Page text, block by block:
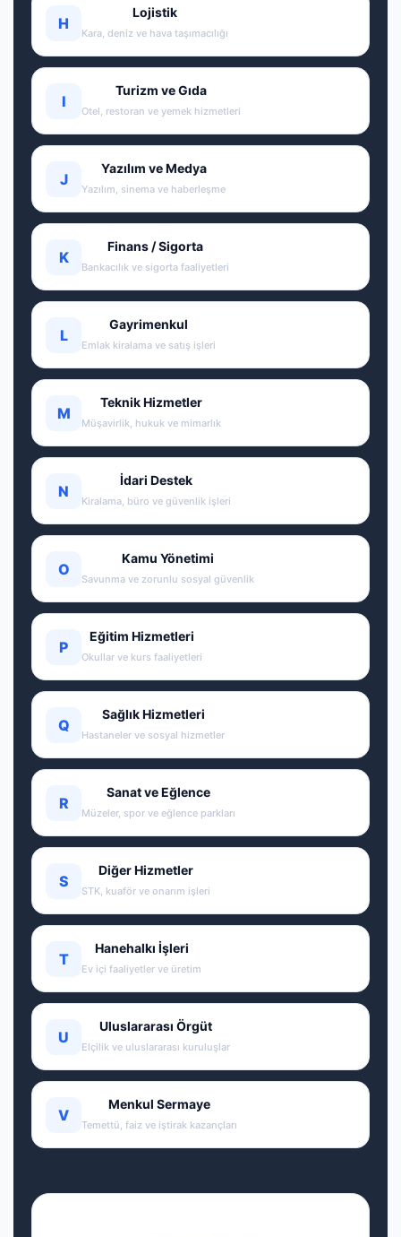
H
Lojistik
Kara, deniz ve hava taşımacılığı
I
Turizm ve Gıda
Otel, restoran ve yemek hizmetleri
J
Yazılım ve Medya
Yazılım, sinema ve haberleşme
K
Finans / Sigorta
Bankacılık ve sigorta faaliyetleri
L
Gayrimenkul
Emlak kiralama ve satış işleri
M
Teknik Hizmetler
Müşavirlik, hukuk ve mimarlık
N
İdari Destek
Kiralama, büro ve güvenlik işleri
O
Kamu Yönetimi
Savunma ve zorunlu sosyal güvenlik
P
Eğitim Hizmetleri
Okullar ve kurs faaliyetleri
Q
Sağlık Hizmetleri
Hastaneler ve sosyal hizmetler
R
Sanat ve Eğlence
Müzeler, spor ve eğlence parkları
S
Diğer Hizmetler
STK, kuaför ve onarım işleri
T
Hanehalkı İşleri
Ev içi faaliyetler ve üretim
U
Uluslararası Örgüt
Elçilik ve uluslararası kuruluşlar
V
Menkul Sermaye
Temettü, faiz ve iştirak kazançları